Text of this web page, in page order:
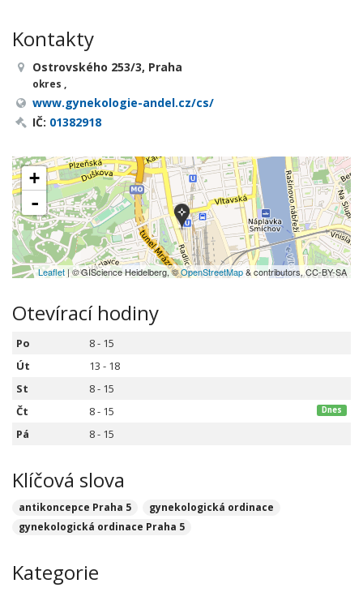
Kontakty
Ostrovského 253/3, Praha
okres ,
www.gynekologie-andel.cz/cs/
IČ: 01382918
+
-
Leaflet| © GIScience Heidelberg, ©OpenStreetMap& contributors, CC-BY-SA
Otevírací hodiny
Po
8 - 15
Út
13 - 18
St
8 - 15
Čt
8 - 15 Dnes
Pá 8 - 15
Klíčová slova
antikoncepce Praha 5
gynekologická ordinace
gynekologická ordinace Praha 5
Kategorie